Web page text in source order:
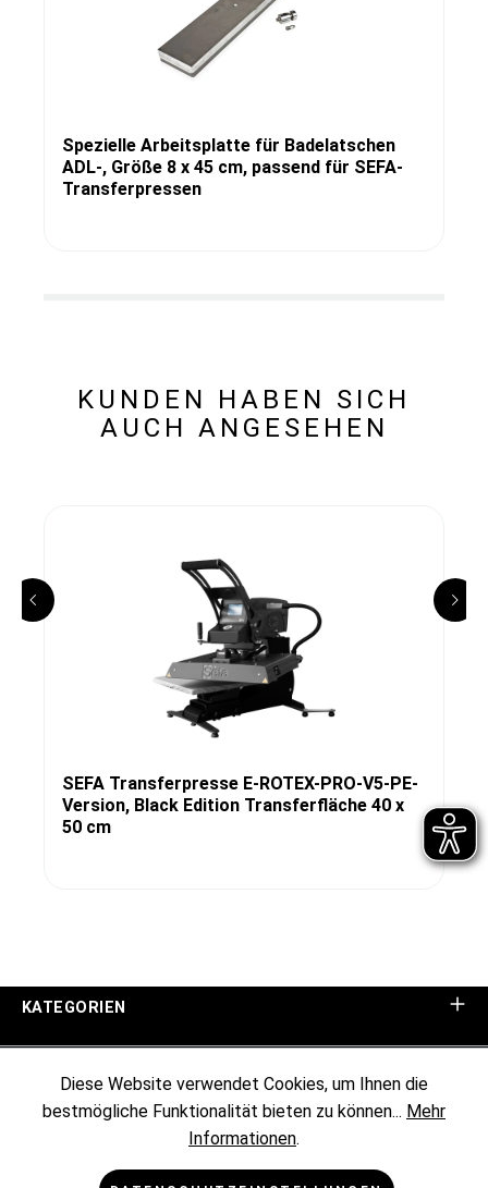
Spezielle Arbeitsplatte für Badelatschen
ADL-, Größe 8 x 45 cm, passend für SEFA-
Transferpressen
KUNDEN HABEN SICH
AUCH ANGESEHEN
SEFA Transferpresse E-ROTEX-PRO-V5-PE-
Version, Black Edition Transferfläche 40 x
50 cm
KATEGORIEN
KUNDENINFORMATIONEN
Diese Website verwendet Cookies, um Ihnen die
bestmögliche Funktionalität bieten zu können... Mehr
Informationen.